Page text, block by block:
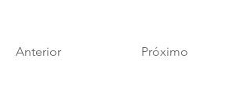
Anterior Próximo